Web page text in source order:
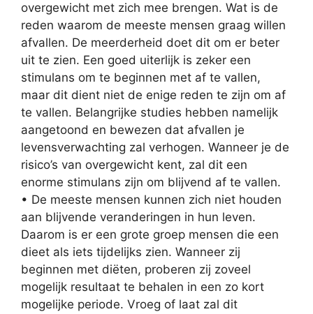
overgewicht met zich mee brengen. Wat is de
reden waarom de meeste mensen graag willen
afvallen. De meerderheid doet dit om er beter
uit te zien. Een goed uiterlijk is zeker een
stimulans om te beginnen met af te vallen,
maar dit dient niet de enige reden te zijn om af
te vallen. Belangrijke studies hebben namelijk
aangetoond en bewezen dat afvallen je
levensverwachting zal verhogen. Wanneer je de
risico’s van overgewicht kent, zal dit een
enorme stimulans zijn om blijvend af te vallen.
• De meeste mensen kunnen zich niet houden
aan blijvende veranderingen in hun leven.
Daarom is er een grote groep mensen die een
dieet als iets tijdelijks zien. Wanneer zij
beginnen met diëten, proberen zij zoveel
mogelijk resultaat te behalen in een zo kort
mogelijke periode. Vroeg of laat zal dit